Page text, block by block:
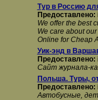
Тур в Россию
Предоставлено:
We offer the best
We care about
Online for Cheap
Уик-энд в
Предоставлено:
Сайт журнала-
Польша. Туры,
Предоставлено:
Автобусные,